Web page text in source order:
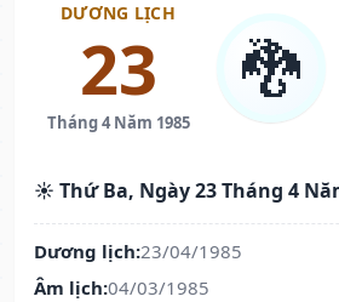
DƯƠNG LỊCH
23
Tháng 4 Năm 1985
🐉
☀️ Thứ Ba, Ngày 23 Tháng 4
Dương lịch:23/04/1985
Âm lịch:04/03/1985